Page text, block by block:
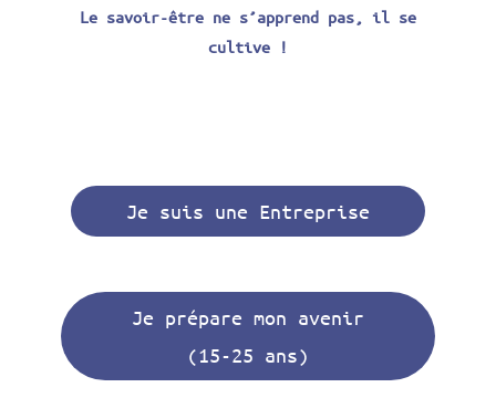
Le savoir-être ne s’apprend pas, il se
cultive !
Je suis une Entreprise
Je prépare mon avenir
(15-25 ans)